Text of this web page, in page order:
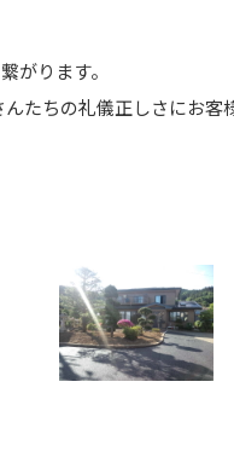
がります。
たちの礼儀正しさにお客